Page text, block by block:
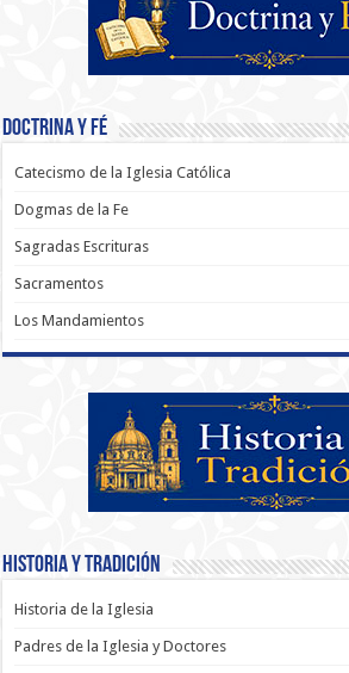
Doctrina y Fé
Catecismo de la Iglesia Católica
Dogmas de la Fe
Sagradas Escrituras
Sacramentos
Los Mandamientos
Historia y Tradición
Historia de la Iglesia
Padres de la Iglesia y Doctores